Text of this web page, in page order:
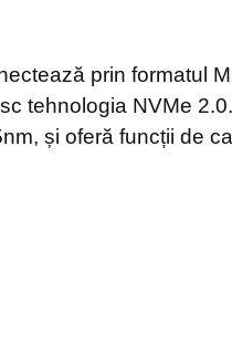
prin formatul
tehnologia NVMe
și oferă funcții de